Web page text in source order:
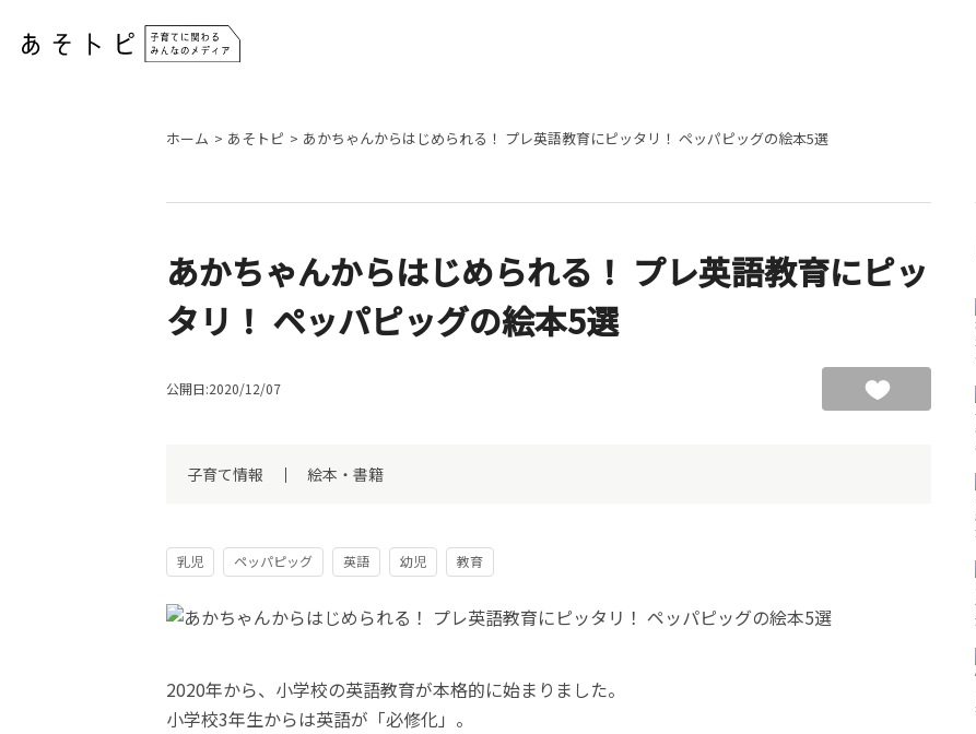
ホーム あそトピ あかちゃんからはじめられる！ プレ英語教育にピッタリ！ ペッパピッグの絵本5選
あかちゃんからはじめられる！ プレ英語教育にピッ
タリ！ ペッパピッグの絵本5選
公開日:2020/12/07
子育て情報 絵本・書籍
乳児 ペッパピッグ 英語 幼児 教育
2020年から、小学校の英語教育が本格的に始まりました。
小学校3年生からは英語が「必修化」。